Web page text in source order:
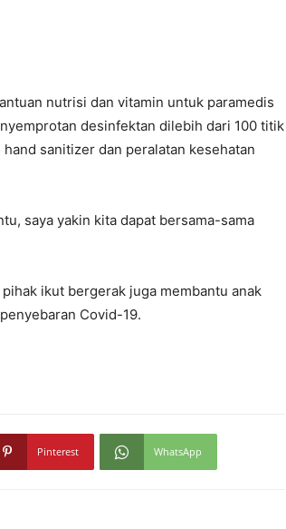
nutrisi dan vitamin untuk paramedis
desinfektan dilebih dari 100 titik
sanitizer dan peralatan kesehatan
saya yakin kita dapat bersama-sama
ikut bergerak juga membantu anak
Covid-19.
Pinterest WhatsApp